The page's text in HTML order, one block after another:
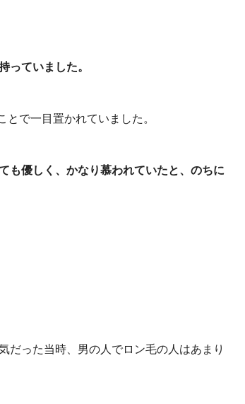
っていました。
とで一目置かれていました。
も優しく、かなり慕われていたと、のちに
だった当時、男の人でロン毛の人はあまり